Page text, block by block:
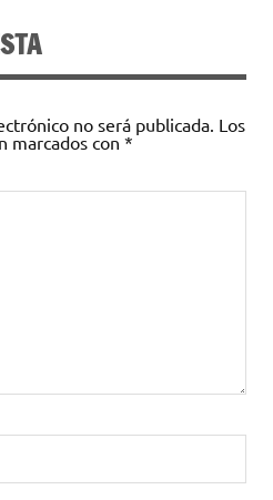
no será publicada. Los
marcados con *